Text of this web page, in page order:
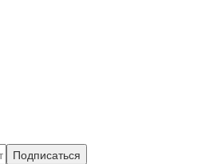
Подписаться